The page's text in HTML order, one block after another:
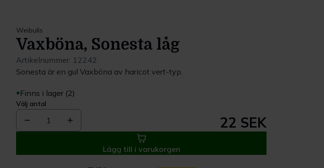
Weibulls
Vaxböna, Sonesta låg
Artikelnummer: 12242
Sonesta är en gul Vaxböna av haricot vert-typ.
Finns i lager (2)
Välj antal
1 22 SEK
Lägg till i varukorgen